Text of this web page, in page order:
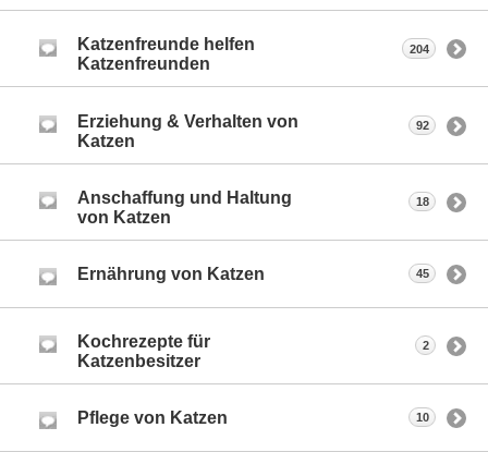
Katzenfreunde helfen
Katzenfreunden
204
Erziehung & Verhalten von
Katzen
92
Anschaffung und Haltung
von Katzen
18
Ernährung von Katzen 45
Kochrezepte für
Katzenbesitzer
2
Pflege von Katzen 10